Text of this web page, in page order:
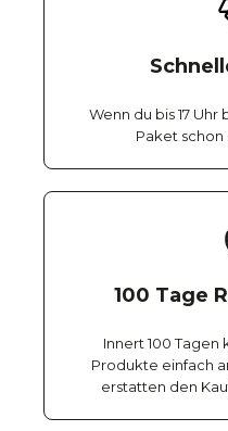
Wenn du bis 17
Paket schon
100 Tage
Innert 100
Produkte einfach
erstatten den